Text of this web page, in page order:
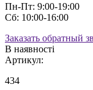
Пн-Пт: 9:00-19:00
Сб: 10:00-16:00
Заказать обратный
В наявності
Артикул:
434